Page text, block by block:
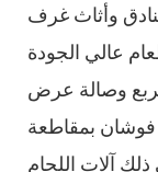
وأثاث غرف
بمساحة 6000 متر مربع وصالة عرض
فوشان بمقاطعة
بما في ذلك آلات اللحام